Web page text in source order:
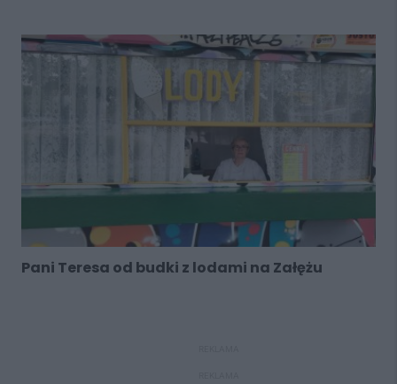
Pani Teresa od budki z lodami na Załężu